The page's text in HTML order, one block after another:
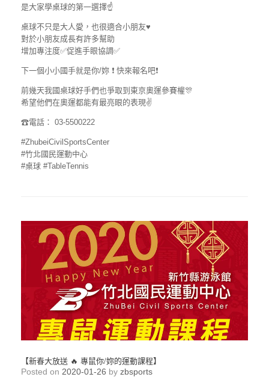
是大家學桌球的第一選擇☝
桌球不只是大人愛，也很適合小朋友♥
對於小朋友成長有許多幫助
增加專注度✅促進手眼協調✅
下一個小小國手就是你/妳 ❗ 快來報名吧❗
前幾天我國桌球好手們也爭取到東京奧運參賽權🎊
希望他們在奧運都能有最亮眼的表現✌
☎電話： 03-5500222
#ZhubeiCivilSportsCenter
#竹北國民運動中心
#桌球 #TableTennis
【新春大放送 🔥 專鼠你/妳的運動課程】
Posted on 2020-01-26 by zbsports